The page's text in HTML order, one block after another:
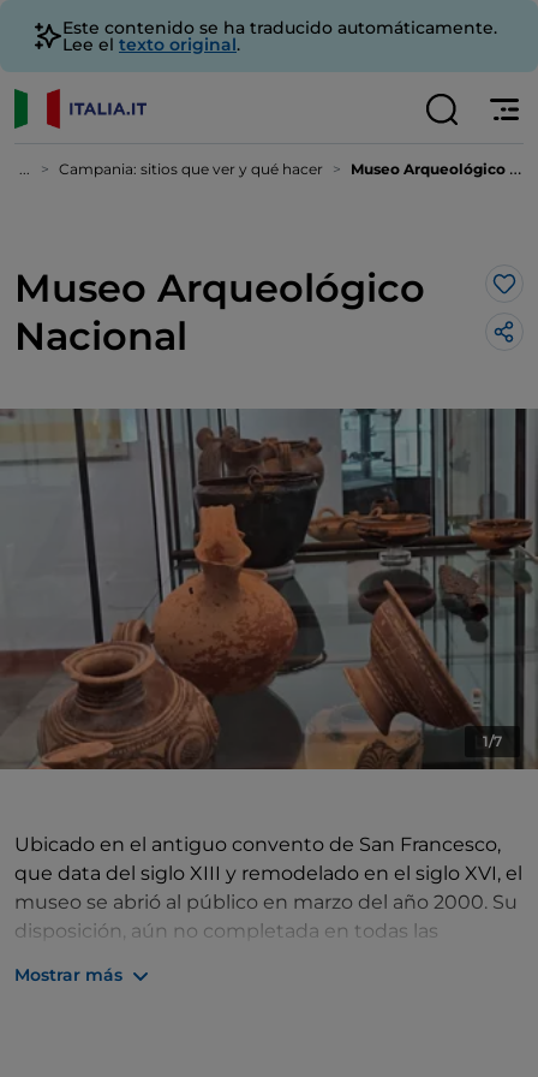
Este contenido se ha traducido automáticamente.
Lee el texto original.
... Campania: sitios que ver y qué hacer Museo Arqueológico Nacional
Museo Arqueológico
Nacional
Me
1/7
Ubicado en el antiguo convento de San Francesco,
que data del siglo XIII y remodelado en el siglo XVI, el
museo se abrió al público en marzo del año 2000. Su
disposición, aún no completada en todas las
Mostrar más